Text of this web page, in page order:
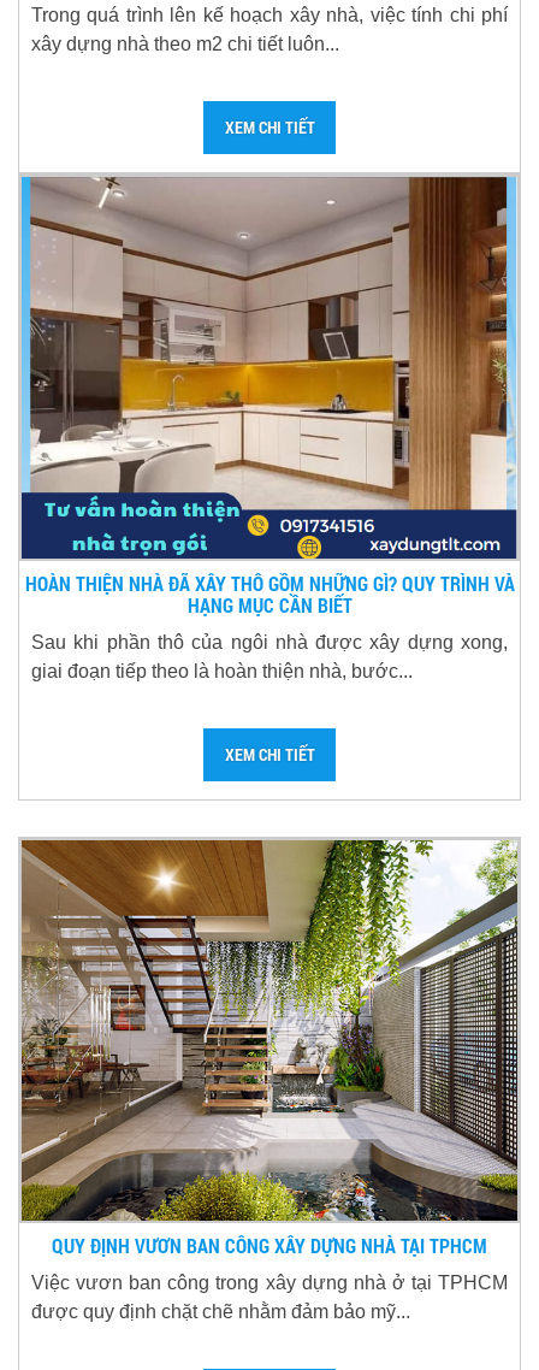
Trong quá trình lên kế hoạch xây nhà, việc tính chi phí
xây dựng nhà theo m2 chi tiết luôn...
XEM CHI TIẾT
HOÀN THIỆN NHÀ ĐÃ XÂY THÔ GỒM NHỮNG GÌ? QUY TRÌNH VÀ
HẠNG MỤC CẦN BIẾT
Sau khi phần thô của ngôi nhà được xây dựng xong,
giai đoạn tiếp theo là hoàn thiện nhà, bước...
XEM CHI TIẾT
QUY ĐỊNH VƯƠN BAN CÔNG XÂY DỰNG NHÀ TẠI TPHCM
Việc vươn ban công trong xây dựng nhà ở tại TPHCM
được quy định chặt chẽ nhằm đảm bảo mỹ...